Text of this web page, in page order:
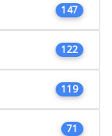
147
122
119
71